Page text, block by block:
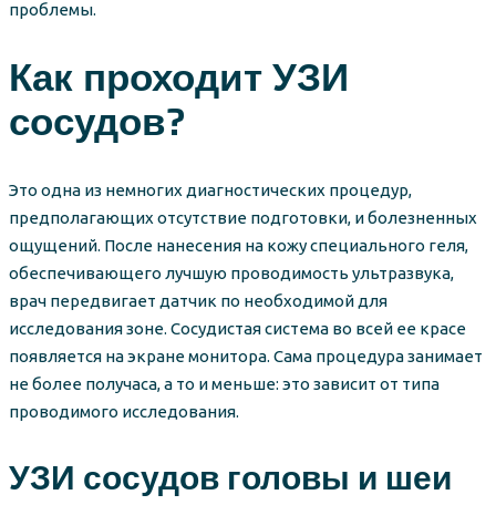
проблемы.
Как проходит УЗИ
сосудов?
Это одна из немногих диагностических процедур,
предполагающих отсутствие подготовки, и болезненных
ощущений. После нанесения на кожу специального геля,
обеспечивающего лучшую проводимость ультразвука,
врач передвигает датчик по необходимой для
исследования зоне. Сосудистая система во всей ее красе
появляется на экране монитора. Сама процедура занимает
не более получаса, а то и меньше: это зависит от типа
проводимого исследования.
УЗИ сосудов головы и шеи